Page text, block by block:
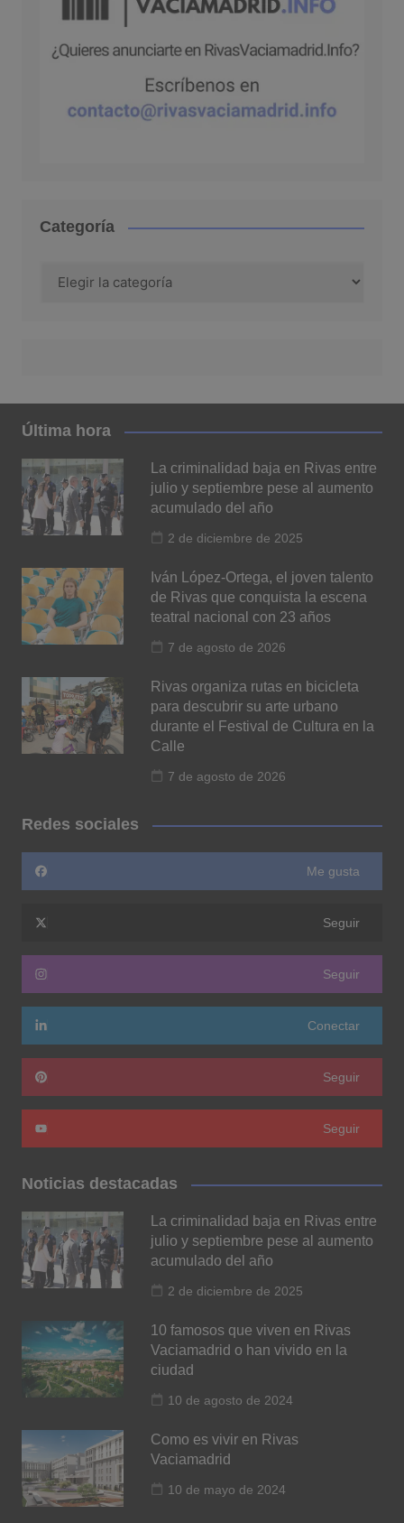
Categoría
Última hora
La criminalidad baja en Rivas entre
julio y septiembre pese al aumento
acumulado del año
2 de diciembre de 2025
Iván López-Ortega, el joven talento
de Rivas que conquista la escena
teatral nacional con 23 años
7 de agosto de 2026
Rivas organiza rutas en bicicleta
para descubrir su arte urbano
durante el Festival de Cultura en la
Calle
7 de agosto de 2026
Redes sociales
Me gusta
Seguir
Seguir
Conectar
Seguir
Seguir
Noticias destacadas
La criminalidad baja en Rivas entre
julio y septiembre pese al aumento
acumulado del año
2 de diciembre de 2025
10 famosos que viven en Rivas
Vaciamadrid o han vivido en la
ciudad
10 de agosto de 2024
Como es vivir en Rivas
Vaciamadrid
10 de mayo de 2024